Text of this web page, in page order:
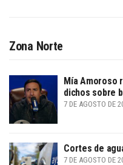
Zona Norte
Mía Amoroso
dichos sobre
7 DE AGOSTO DE
Cortes de
7 DE AGOSTO DE